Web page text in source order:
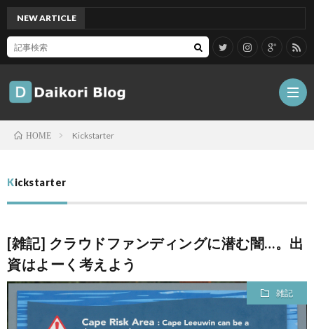
記
Tips
ガ
ジ
ェ
グ
ル
旅
NEW ARTICLE
HOME Kickstarter
Kickstarter
[雑記] クラウドファンディングに潜む闇…。出
資はよーく考えよう
雑記